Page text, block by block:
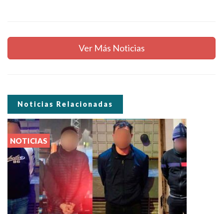
Ver Más Noticias
Noticias Relacionadas
NOTICIAS